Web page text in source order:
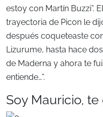
estoy con Martín Buzzi”.
trayectoria de Picon le
después coqueteaste
Lizurume, hasta hace
de Maderna y ahora te
entiende…”.
Soy Mauricio,